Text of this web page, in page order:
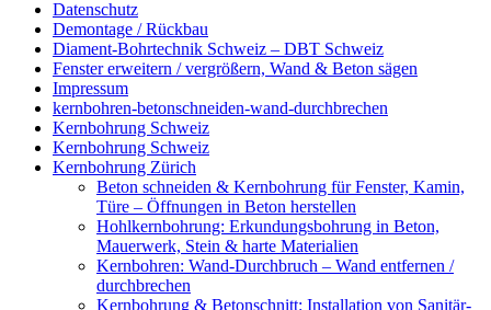
Datenschutz
Demontage / Rückbau
Diament-Bohrtechnik Schweiz – DBT Schweiz
Fenster erweitern / vergrößern, Wand & Beton sägen
Impressum
kernbohren-betonschneiden-wand-durchbrechen
Kernbohrung Schweiz
Kernbohrung Schweiz
Kernbohrung Zürich
Beton schneiden & Kernbohrung für Fenster, Kamin,
Türe – Öffnungen in Beton herstellen
Hohlkernbohrung: Erkundungsbohrung in Beton,
Mauerwerk, Stein & harte Materialien
Kernbohren: Wand-Durchbruch – Wand entfernen /
durchbrechen
Kernbohrung & Betonschnitt: Installation von Sanitär-